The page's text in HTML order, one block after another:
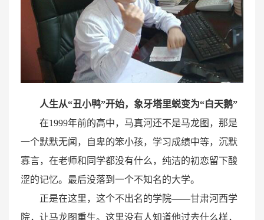
人生从“丑小鸭”开始，象牙塔里蜕变为“白天鹅”
在1999年前的高中，马真河还不是马龙图，那是
一个默默无闻，自卑的笨小孩，学习成绩中等，沉默
寡言，在老师和同学都没有什么，纯洁的初恋留下酸
涩的记忆。最后没落到一个不知名的大学。
正是在这里，这个不出名的学院——甘肃河西学
院，让马龙图重生。这里没有人知道他过去什么样，